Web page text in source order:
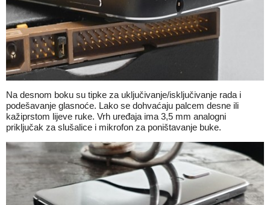
Na desnom boku su tipke za uključivanje/isključivanje rada i
podešavanje glasnoće. Lako se dohvaćaju palcem desne ili
kažiprstom lijeve ruke. Vrh uređaja ima 3,5 mm analogni
priključak za slušalice i mikrofon za poništavanje buke.